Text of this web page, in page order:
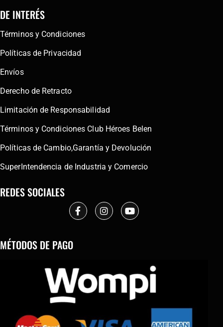
DE INTERÉS
Términos y Condiciones
Políticas de Privacidad
Envíos
Derecho de Retracto
Limitación de Responsabilidad
Términos y Condiciones Club Héroes Belen
Políticas de Cambio,Garantía y Devolución
SuperIntendencia de Industria y Comercio
REDES SOCIALES
MÉTODOS DE PAGO